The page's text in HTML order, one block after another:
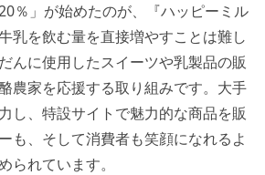
％」が始めたのが、『ハッピーミル
乳を飲む量を直接増やすことは難し
んに使用したスイーツや乳製品の販
農家を応援する取り組みです。大手
し、特設サイトで魅力的な商品を販
も、そして消費者も笑顔になれるよ
られています。